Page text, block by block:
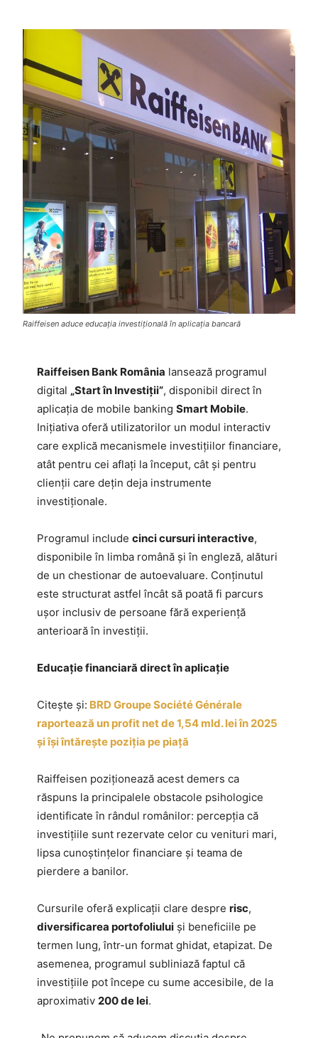
Raiffeisen aduce educația investițională în aplicația bancară
Raiffeisen Bank România lansează programul
digital „Start în Investiții”, disponibil direct în
aplicația de mobile banking Smart Mobile.
Inițiativa oferă utilizatorilor un modul interactiv
care explică mecanismele investițiilor financiare,
atât pentru cei aflați la început, cât și pentru
clienții care dețin deja instrumente
investiționale.
Programul include cinci cursuri interactive,
disponibile în limba română și în engleză, alături
de un chestionar de autoevaluare. Conținutul
este structurat astfel încât să poată fi parcurs
ușor inclusiv de persoane fără experiență
anterioară în investiții.
Educație financiară direct în aplicație
Citește și: BRD Groupe Société Générale
raportează un profit net de 1,54 mld. lei în 2025
și își întărește poziția pe piață
Raiffeisen poziționează acest demers ca
răspuns la principalele obstacole psihologice
identificate în rândul românilor: percepția că
investițiile sunt rezervate celor cu venituri mari,
lipsa cunoștințelor financiare și teama de
pierdere a banilor.
Cursurile oferă explicații clare despre risc,
diversificarea portofoliului și beneficiile pe
termen lung, într-un format ghidat, etapizat. De
asemenea, programul subliniază faptul că
investițiile pot începe cu sume accesibile, de la
aproximativ 200 de lei.